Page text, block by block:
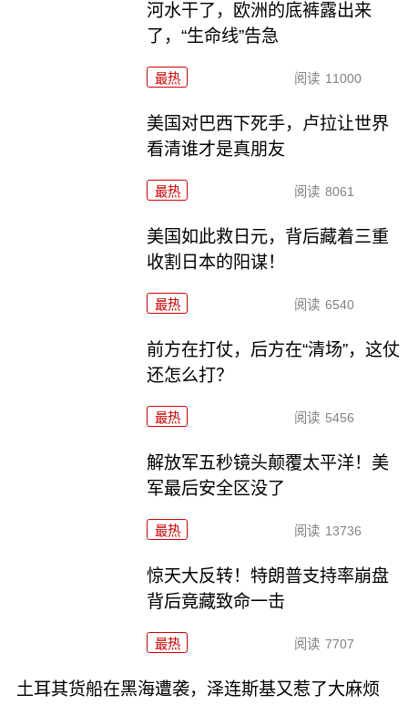
河水干了，欧洲的底裤露出来
了，“生命线”告急
最热 阅读 11000
美国对巴西下死手，卢拉让世界
看清谁才是真朋友
最热 阅读 8061
美国如此救日元，背后藏着三重
收割日本的阳谋！
最热 阅读 6540
前方在打仗，后方在“清场”，这仗
还怎么打？
最热 阅读 5456
解放军五秒镜头颠覆太平洋！美
军最后安全区没了
最热 阅读 13736
惊天大反转！特朗普支持率崩盘
背后竟藏致命一击
最热 阅读 7707
土耳其货船在黑海遭袭，泽连斯基又惹了大麻烦